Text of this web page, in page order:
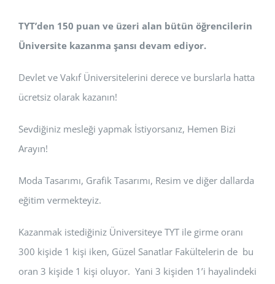
TYT’den 150 puan ve üzeri alan bütün öğrencilerin
Üniversite kazanma şansı devam ediyor.
Devlet ve Vakıf Üniversitelerini derece ve burslarla hatta
ücretsiz olarak kazanın!
Sevdiğiniz mesleği yapmak İstiyorsanız, Hemen Bizi
Arayın!
Moda Tasarımı, Grafik Tasarımı, Resim ve diğer dallarda
eğitim vermekteyiz.
Kazanmak istediğiniz Üniversiteye TYT ile girme oranı
300 kişide 1 kişi iken, Güzel Sanatlar Fakültelerin de bu
oran 3 kişide 1 kişi oluyor. Yani 3 kişiden 1’i hayalindeki